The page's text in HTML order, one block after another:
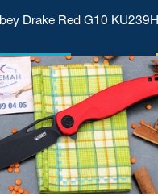
Drake Red G10 KU239H